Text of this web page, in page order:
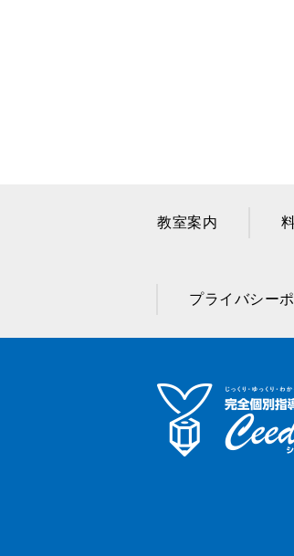
教室案内
プライバシー